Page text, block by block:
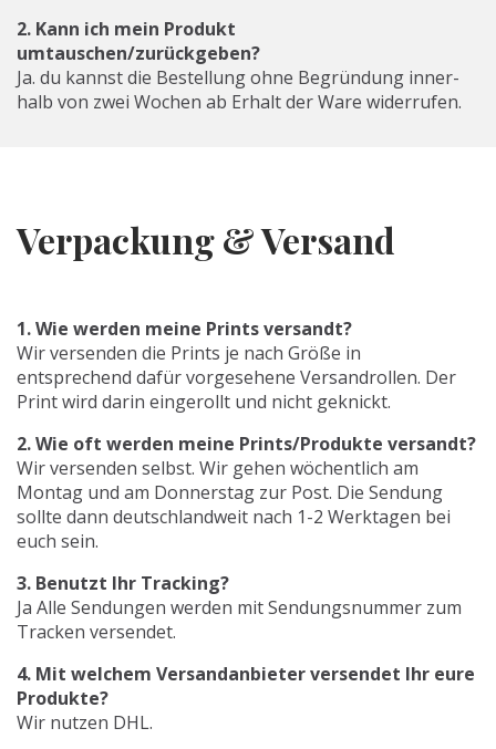
2. Kann ich mein Produkt
umtauschen/zurückgeben?
Ja. du kannst die Bestellung ohne Begründung inner­
halb von zwei Wochen ab Erhalt der Ware widerrufen.
Verpackung & Versand
1. Wie werden meine Prints versandt?
Wir versenden die Prints je nach Größe in
entsprechend dafür vorgesehene Versandrollen. Der
Print wird darin eingerollt und nicht geknickt.
2. Wie oft werden meine Prints/Produkte versandt?
Wir versenden selbst. Wir gehen wöchentlich am
Montag und am Donnerstag zur Post. Die Sendung
sollte dann deutschlandweit nach 1-2 Werktagen bei
euch sein.
3. Benutzt Ihr Tracking?
Ja Alle Sendungen werden mit Sendungsnummer zum
Tracken versendet.
4. Mit welchem Versandanbieter versendet Ihr eure
Produkte?
Wir nutzen DHL.